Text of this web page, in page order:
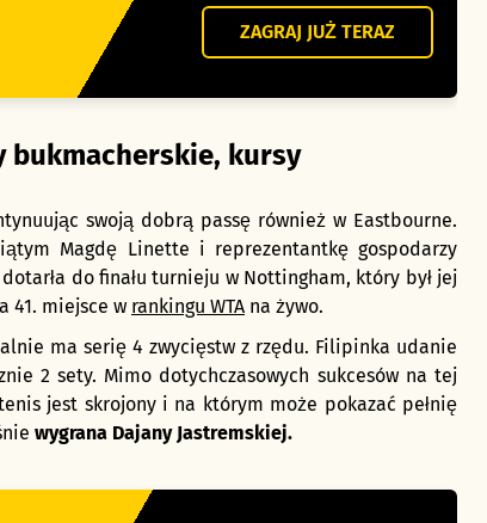
ZAGRAJ JUŻ TERAZ
bukmacherskie, kursy
swoją dobrą passę również w Eastbourne.
Magdę Linette i reprezentantkę gospodarzy
do finału turnieju w Nottingham, który był jej
41. miejsce w rankingu WTA na żywo.
ma serię 4 zwycięstw z rzędu. Filipinka udanie
2 sety. Mimo dotychczasowych sukcesów na tej
jest skrojony i na którym może pokazać pełnię
wygrana Dajany Jastremskiej.